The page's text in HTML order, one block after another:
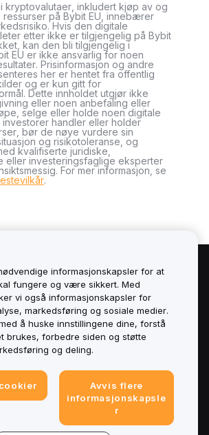
kryptovalutaer, inkludert kjøp av og
ressurser på Bybit EU, innebærer
Hvis den digitale
etter ikke er tilgjengelig på Bybit
kan den bli tilgjengelig i
EU er ikke ansvarlig for noen
Prisinformasjon og andre
her er hentet fra offentlig
og er kun gitt for
Dette innholdet utgjør ikke
eller noen anbefaling eller
selge eller holde noen digitale
investorer handler eller holder
bør de nøye vurdere sin
og risikotoleranse, og
kvalifiserte juridiske,
eller investeringsfaglige eksperter
For mer informasjon, se
.
informasjonskapsler for at
fungere og være sikkert. Med
vi også informasjonskapsler for
markedsføring og sosiale medier.
å huske innstillingene dine, forstå
brukes, forbedre siden og støtte
og deling.
Avvis flere
informasjonskapsle
r